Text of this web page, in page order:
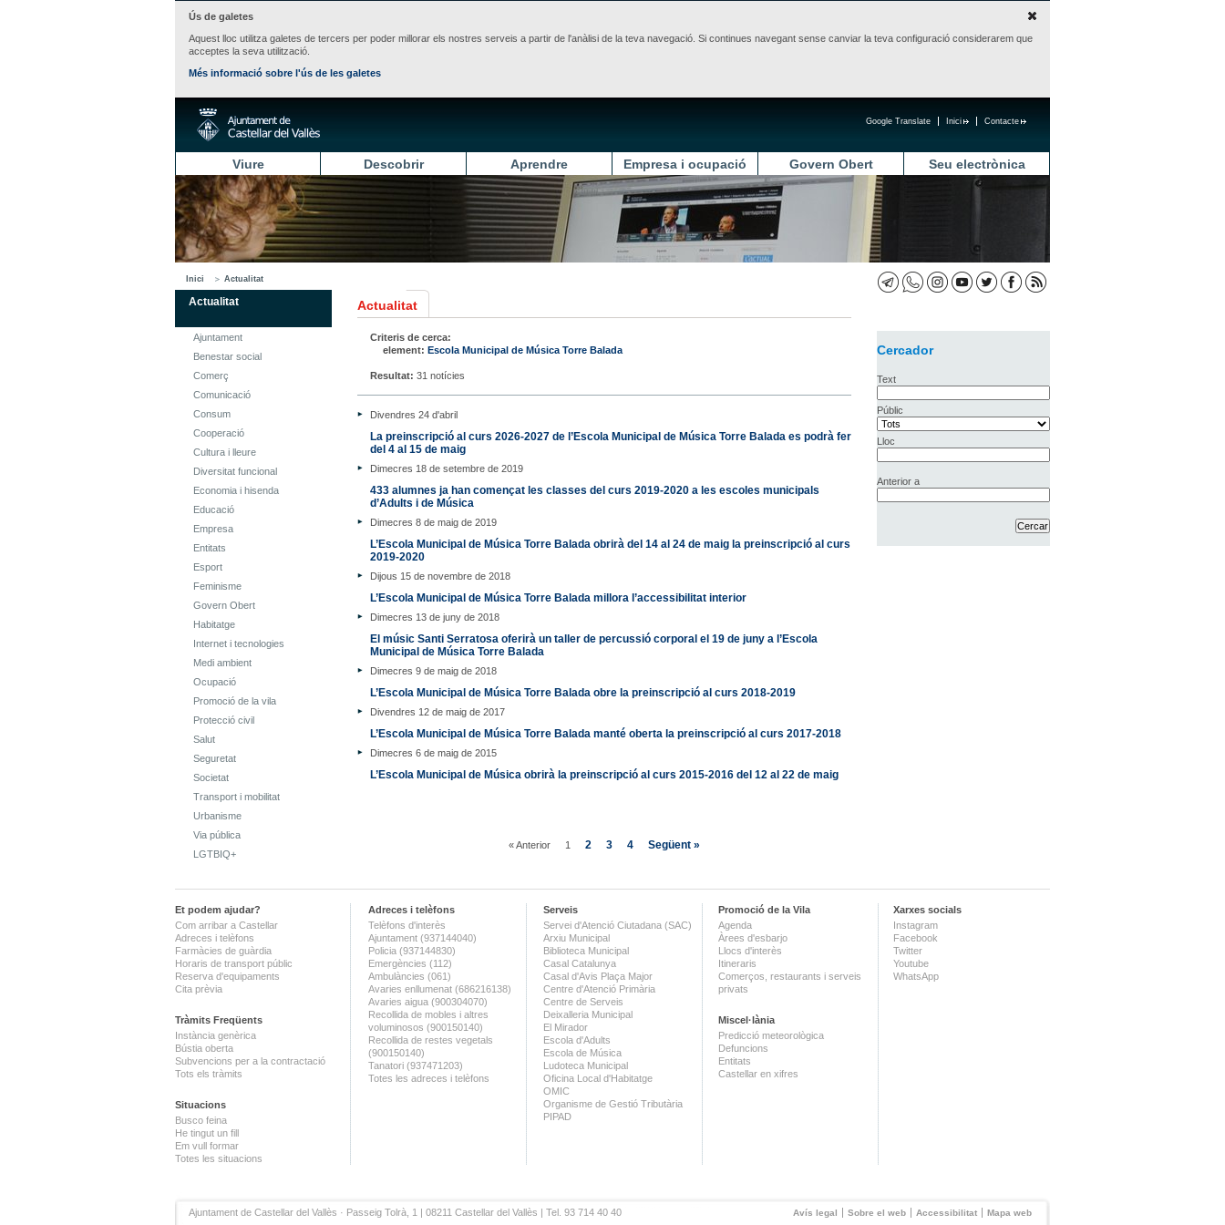
Ús de galetes
Aquest lloc utilitza galetes de tercers per poder millorar els nostres serveis a partir de l'anàlisi de la teva navegació. Si continues navegant sense canviar la teva configuració considerarem que
acceptes la seva utilització.
Més informació sobre l'ús de les galetes
Contacte
Inici
Google Translate
Viure Descobrir Aprendre Empresa i ocupació Govern Obert Seu electrònica
Inici Actualitat
Actualitat
Ajuntament
Benestar social
Comerç
Comunicació
Consum
Cooperació
Cultura i lleure
Diversitat funcional
Economia i hisenda
Educació
Empresa
Entitats
Esport
Feminisme
Govern Obert
Habitatge
Internet i tecnologies
Medi ambient
Ocupació
Promoció de la vila
Protecció civil
Salut
Seguretat
Societat
Transport i mobilitat
Urbanisme
Via pública
LGTBIQ+
Actualitat
Criteris de cerca:
element: Escola Municipal de Música Torre Balada
Resultat: 31 notícies
Divendres 24 d'abril
La preinscripció al curs 2026-2027 de l’Escola Municipal de Música Torre Balada es podrà fer
del 4 al 15 de maig
Dimecres 18 de setembre de 2019
433 alumnes ja han començat les classes del curs 2019-2020 a les escoles municipals
d’Adults i de Música
Dimecres 8 de maig de 2019
L’Escola Municipal de Música Torre Balada obrirà del 14 al 24 de maig la preinscripció al curs
2019-2020
Dijous 15 de novembre de 2018
L’Escola Municipal de Música Torre Balada millora l’accessibilitat interior
Dimecres 13 de juny de 2018
El músic Santi Serratosa oferirà un taller de percussió corporal el 19 de juny a l’Escola
Municipal de Música Torre Balada
Dimecres 9 de maig de 2018
L’Escola Municipal de Música Torre Balada obre la preinscripció al curs 2018-2019
Divendres 12 de maig de 2017
L’Escola Municipal de Música Torre Balada manté oberta la preinscripció al curs 2017-2018
Dimecres 6 de maig de 2015
L’Escola Municipal de Música obrirà la preinscripció al curs 2015-2016 del 12 al 22 de maig
« Anterior 1 2 3 4 Següent »
Cercador
Text
Públic
Lloc
Anterior a
Et podem ajudar?
Com arribar a Castellar
Adreces i telèfons
Farmàcies de guàrdia
Horaris de transport públic
Reserva d'equipaments
Cita prèvia
Tràmits Freqüents
Instància genèrica
Bústia oberta
Subvencions per a la contractació
Tots els tràmits
Situacions
Busco feina
He tingut un fill
Em vull formar
Totes les situacions
Adreces i telèfons
Telèfons d'interès
Ajuntament (937144040)
Policia (937144830)
Emergències (112)
Ambulàncies (061)
Avaries enllumenat (686216138)
Avaries aigua (900304070)
Recollida de mobles i altres
voluminosos (900150140)
Recollida de restes vegetals
(900150140)
Tanatori (937471203)
Totes les adreces i telèfons
Serveis
Servei d'Atenció Ciutadana (SAC)
Arxiu Municipal
Biblioteca Municipal
Casal Catalunya
Casal d'Avis Plaça Major
Centre d'Atenció Primària
Centre de Serveis
Deixalleria Municipal
El Mirador
Escola d'Adults
Escola de Música
Ludoteca Municipal
Oficina Local d'Habitatge
OMIC
Organisme de Gestió Tributària
PIPAD
Promoció de la Vila
Agenda
Àrees d'esbarjo
Llocs d'interès
Itineraris
Comerços, restaurants i serveis
privats
Miscel·lània
Predicció meteorològica
Defuncions
Entitats
Castellar en xifres
Xarxes socials
Instagram
Facebook
Twitter
Youtube
WhatsApp
Avís legal Sobre el web Accessibilitat Mapa web
Ajuntament de Castellar del Vallès · Passeig Tolrà, 1 | 08211 Castellar del Vallès | Tel. 93 714 40 40